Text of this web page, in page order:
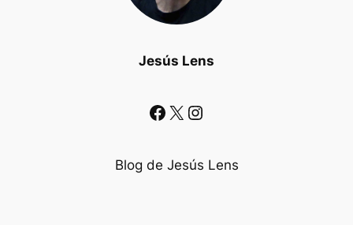
Jesús Lens
Facebook X Instagram
Blog de Jesús Lens